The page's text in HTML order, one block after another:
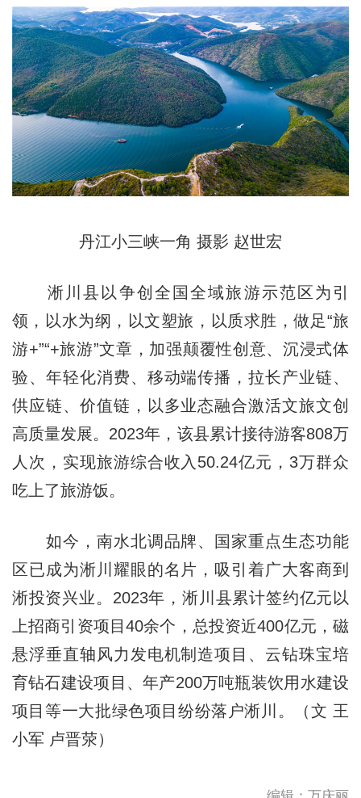
丹江小三峡一角 摄影 赵世宏
淅川县以争创全国全域旅游示范区为引
领，以水为纲，以文塑旅，以质求胜，做足“旅
游+”“+旅游”文章，加强颠覆性创意、沉浸式体
验、年轻化消费、移动端传播，拉长产业链、
供应链、价值链，以多业态融合激活文旅文创
高质量发展。2023年，该县累计接待游客808万
人次，实现旅游综合收入50.24亿元，3万群众
吃上了旅游饭。
如今，南水北调品牌、国家重点生态功能
区已成为淅川耀眼的名片，吸引着广大客商到
淅投资兴业。2023年，淅川县累计签约亿元以
上招商引资项目40余个，总投资近400亿元，磁
悬浮垂直轴风力发电机制造项目、云钻珠宝培
育钻石建设项目、年产200万吨瓶装饮用水建设
项目等一大批绿色项目纷纷落户淅川。（文 王
小军 卢晋荥）